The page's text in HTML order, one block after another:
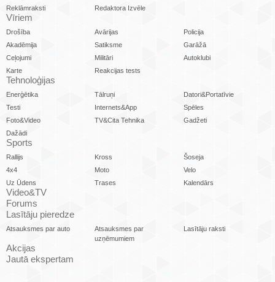
Reklāmraksti
Redaktora Izvēle
Vīriem
Drošība Avārijas
Policija
Akadēmija
Satiksme
Garāžā
Ceļojumi
Militāri
Autoklubi
Karte
Reakcijas tests
Tehnoloģijas
Enerģētika Tālruņi
Datori&Portatīvie
Testi
Internets&App
Spēles
Foto&Video
TV&Cita Tehnika
Gadžeti
Dažādi
Sports
Rallijs Kross
Šoseja
4x4
Moto
Velo
Uz Ūdens
Trases Kalendārs
Video&TV
Forums
Lasītāju pieredze
Atsauksmes par auto
Atsauksmes par
uzņēmumiem
Lasītāju raksti
Akcijas
Jautā ekspertam